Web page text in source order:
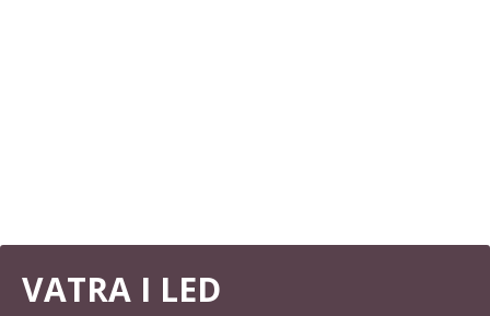
VATRA I LED